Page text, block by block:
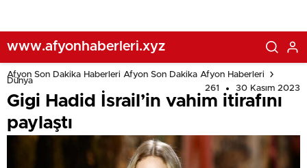
www.afyonhaberleri.xyz
Afyon Son Dakika Haberleri Afyon Son Dakika Afyon Haberleri
Dünya
261
30 Kasım 2023
Gigi Hadid İsrail’in vahim itirafını
paylaştı